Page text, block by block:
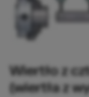
Wiertło z
(wiertła z